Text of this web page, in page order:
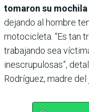
tomaron su
dejando al hombre
motocicleta. “Es tan
trabajando sea
inescrupulosas”,
Rodríguez, madre del